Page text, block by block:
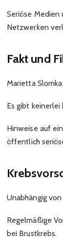
Seriöse
Netzwerken
Fakt und
Marietta
Es gibt
Hinweise auf
öffentlich
Unabhängig
Regelmäßige
bei Brustkrebs.